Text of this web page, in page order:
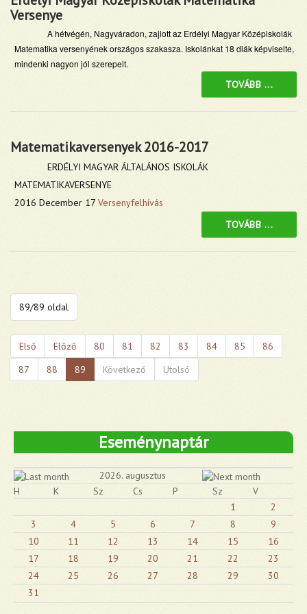
Versenye
A hétvégén, Nagyváradon, zajlott az Erdélyi Magyar Középiskolák
Matematika versenyének országos szakasza. Iskolánkat 18 diák képviselte,
mindenki nagyon jól szerepelt.
TOVÁBB ...
Matematikaversenyek 2016-2017
ERDÉLYI MAGYAR ÁLTALÁNOS ISKOLÁK
MATEMATIKAVERSENYE
2016 December 17 Versenyfelhívás
TOVÁBB ...
89/89 oldal
Első Előző 80 81 82 83 84 85
86
87
88 89 Következő Utolsó
Eseménynaptár
2026. augusztus
H
K Sz Cs P Sz
V
1
2
3
4 5 6 7 8
9
10
11 12 13 14 15
16
17
18 19 20 21 22
23
24
25 26 27 28 29
30
31